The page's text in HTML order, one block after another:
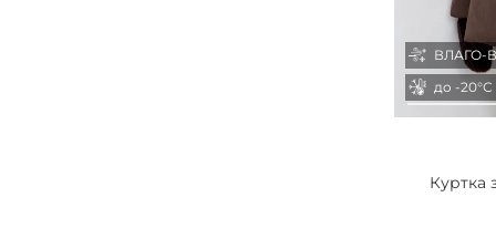
ВЛАГО-
до -20°С
Куртка